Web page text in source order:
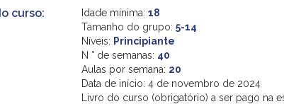
curso: Idade mínima:18
Tamanho do grupo:5-14
Níveis: Principiante
N ° de semanas: 40
Aulas por semana: 20
Data de início: 4 de novembro de 2024
Livro do curso (obrigatório) a ser pago na